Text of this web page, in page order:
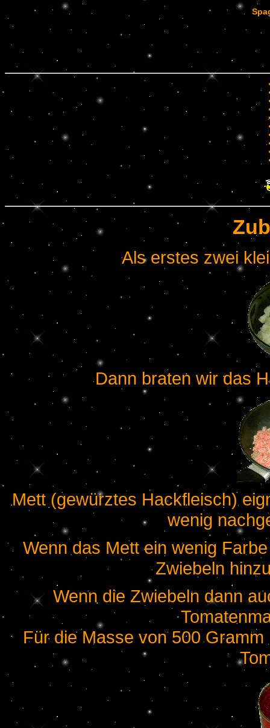
Als erstes zwei
Dann braten wir das
Mett (gewürztes Hackfleisch)
wenig
Wenn das Mett ein wenig
Zwiebeln
Wenn die Zwiebeln dann
Für die Masse von 500